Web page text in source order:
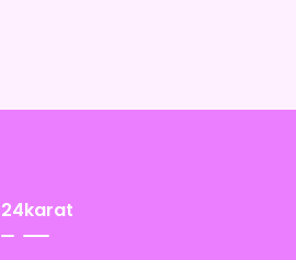
24karat